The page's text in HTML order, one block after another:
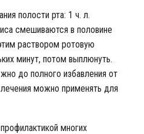
полости рта: 1 ч. л.
смешиваются в половине
раствором ротовую
минут, потом выплюнуть.
до полного избавления от
можно применять для
многих